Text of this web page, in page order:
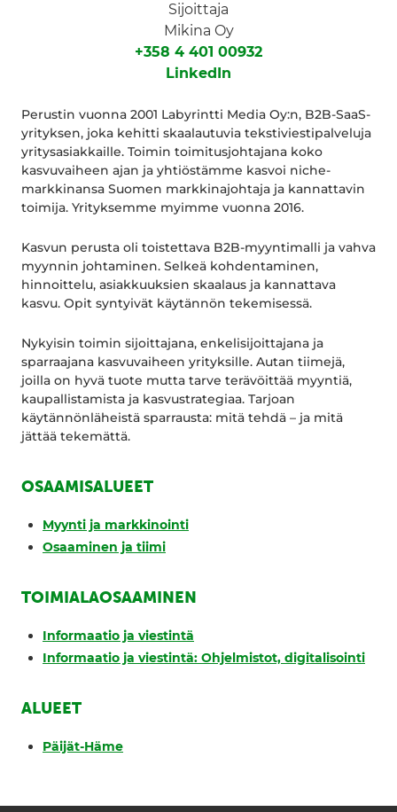
Sijoittaja
Mikina Oy
+358 4 401 00932
LinkedIn
Perustin vuonna 2001 Labyrintti Media Oy:n, B2B-SaaS-
yrityksen, joka kehitti skaalautuvia tekstiviestipalveluja
yritysasiakkaille. Toimin toimitusjohtajana koko
kasvuvaiheen ajan ja yhtiöstämme kasvoi niche-
markkinansa Suomen markkinajohtaja ja kannattavin
toimija. Yrityksemme myimme vuonna 2016.
Kasvun perusta oli toistettava B2B-myyntimalli ja vahva
myynnin johtaminen. Selkeä kohdentaminen,
hinnoittelu, asiakkuuksien skaalaus ja kannattava
kasvu. Opit syntyivät käytännön tekemisessä.
Nykyisin toimin sijoittajana, enkelisijoittajana ja
sparraajana kasvuvaiheen yrityksille. Autan tiimejä,
joilla on hyvä tuote mutta tarve terävöittää myyntiä,
kaupallistamista ja kasvustrategiaa. Tarjoan
käytännönläheistä sparrausta: mitä tehdä – ja mitä
jättää tekemättä.
OSAAMISALUEET
Myynti ja markkinointi
Osaaminen ja tiimi
TOIMIALAOSAAMINEN
Informaatio ja viestintä
Informaatio ja viestintä: Ohjelmistot, digitalisointi
ALUEET
Päijät-Häme